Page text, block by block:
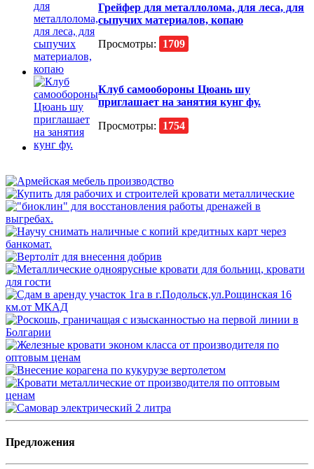
Грейфер для металлолома, для леса, для
сыпучих материалов, копаю
Просмотры:
1709
Клуб самообороны Цюань шу
приглашает на занятия кунг фу.
Просмотры:
1754
Предложения